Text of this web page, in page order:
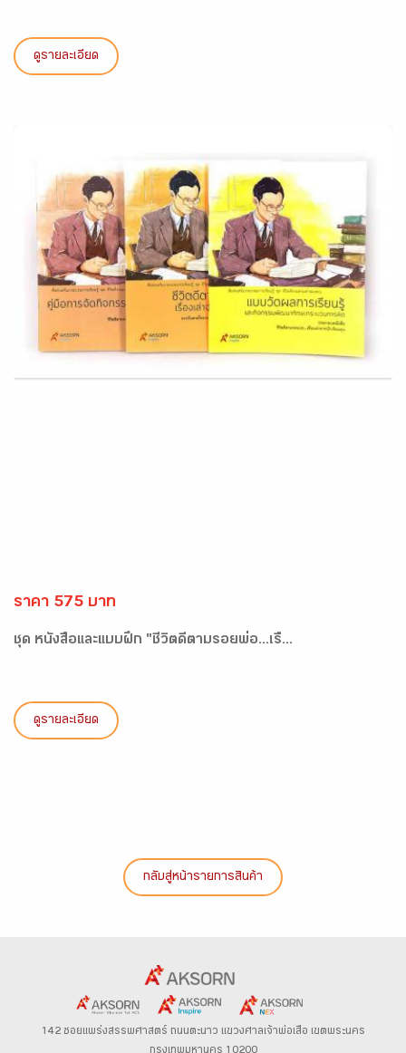
ดูรายละเอียด
ราคา 575 บาท
ชุด หนังสือและแบบฝึก "ชีวิตดีตามรอยพ่อ...เรื่...
ดูรายละเอียด
กลับสู่หน้ารายการสินค้า
142 ซอยแพร่งสรรพศาสตร์ ถนนตะนาว แขวงศาลเจ้าพ่อเสือ เขตพระนคร
กรุงเทพมหานคร 10200